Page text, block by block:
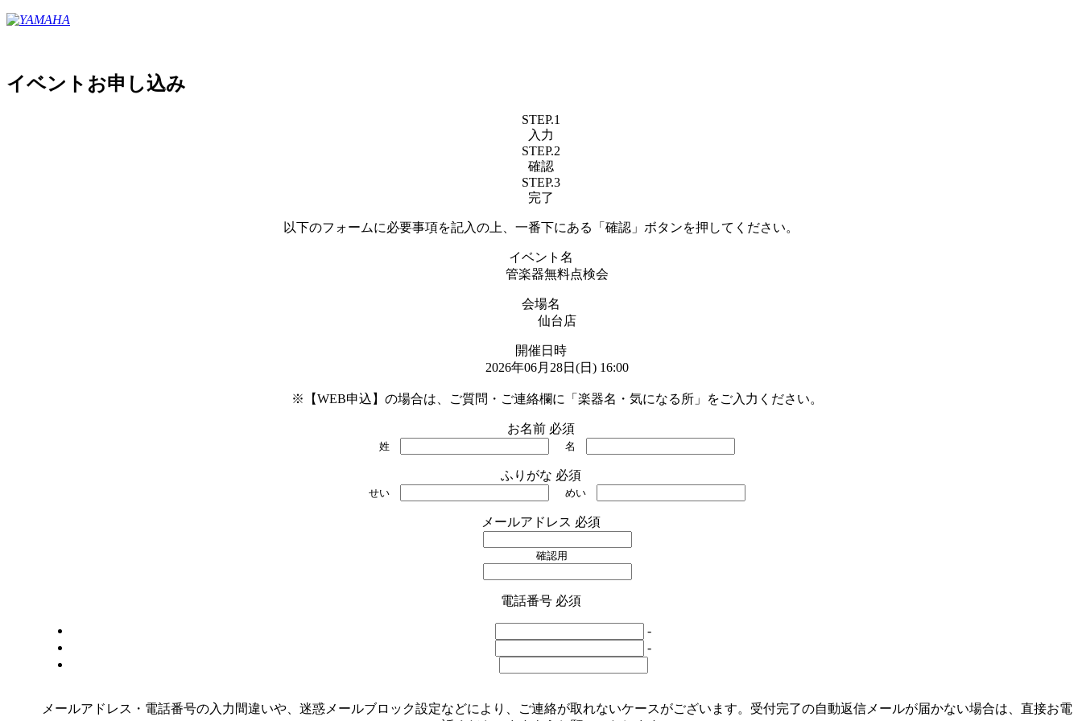
イベントお申し込み
STEP.1
入力
STEP.2
確認
STEP.3
完了
以下のフォームに必要事項を記入の上、一番下にある「確認」ボタンを押してください。
イベント名
管楽器無料点検会
会場名
仙台店
開催日時
2026年06月28日(日) 16:00
※【WEB申込】の場合は、ご質問・ご連絡欄に「楽器名・気になる所」をご入力ください。
お名前 必須
姓 名
ふりがな 必須
せい めい
メールアドレス 必須
確認用
電話番号 必須
-
-
メールアドレス・電話番号の入力間違いや、迷惑メールブロック設定などにより、ご連絡が取れないケースがございます。受付完了の自動返信メールが届かない場合は、直接お電